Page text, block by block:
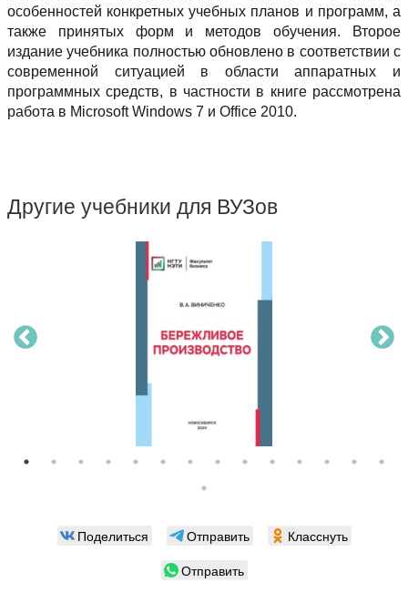
особенностей конкретных учебных планов и программ, а
также принятых форм и методов обучения. Второе
издание учебника полностью обновлено в соответствии с
современной ситуацией в области аппаратных и
программных средств, в частности в книге рассмотрена
работа в Microsoft Windows 7 и Office 2010.
Другие учебники для ВУЗов
Поделиться Отправить
Класснуть
Отправить